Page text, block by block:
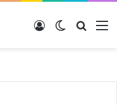
Switch skin
Войти